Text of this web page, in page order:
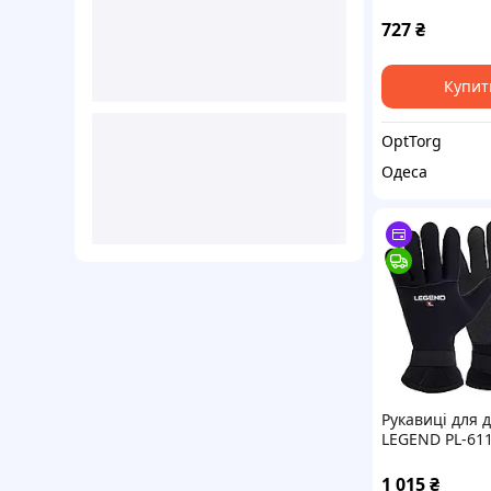
727₴
OptTorg
Одеса
Рукавиці для
LEGEND PL-
чорний-
1 015₴